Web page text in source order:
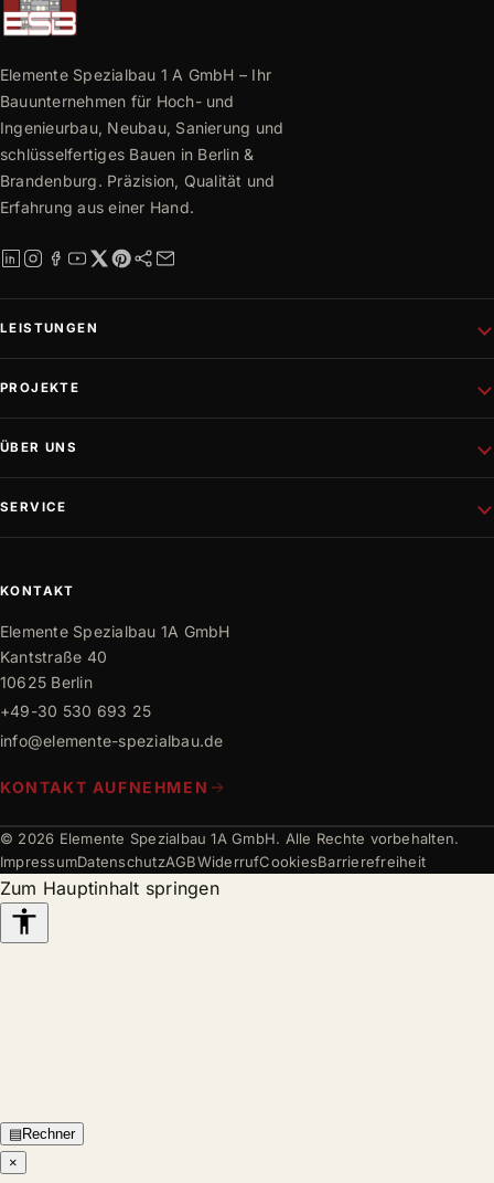
Elemente Spezialbau 1 A GmbH – Ihr
Bauunternehmen für Hoch- und
Ingenieurbau, Neubau, Sanierung und
schlüsselfertiges Bauen in Berlin &
Brandenburg. Präzision, Qualität und
Erfahrung aus einer Hand.
LEISTUNGEN
Gewerbebau
PROJEKTE
ÜBER UNS
SERVICE
FAQ
KONTAKT
Elemente Spezialbau 1A GmbH
Kantstraße 40
10625 Berlin
+49-30 530 693 25
info@elemente-spezialbau.de
KONTAKT AUFNEHMEN
© 2026 Elemente Spezialbau 1A GmbH. Alle Rechte vorbehalten.
ImpressumDatenschutzAGBWiderrufCookiesBarrierefreiheit
Zum Hauptinhalt springen
Barrierefreiheits-
▤Rechner
×